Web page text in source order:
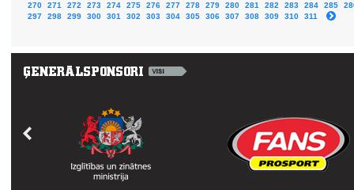
270
271 272 273 274 275 276 277 278 279 280 281 282 283 284 285
297
298 299 300 301 302 303 304 305 306 307 308 309 310 311